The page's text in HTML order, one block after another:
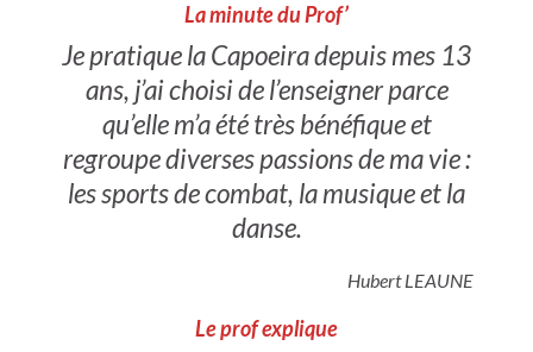
La minute du Prof’
Je pratique la Capoeira depuis mes 13
ans, j’ai choisi de l’enseigner parce
qu’elle m’a été très bénéfique et
regroupe diverses passions de ma vie :
les sports de combat, la musique et la
danse.
Hubert LEAUNE
Le prof explique